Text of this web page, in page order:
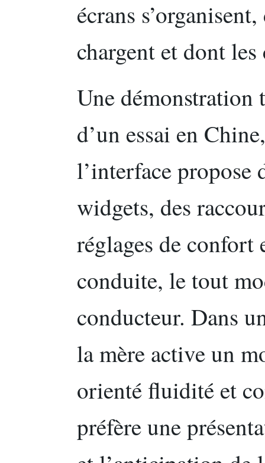
écrans
chargent et dont les
Une démonstration
d’un essai en
l’interface propose
widgets, des
réglages de confort
conduite, le tout
conducteur. Dans
la mère active un
orienté fluidité et
préfère une